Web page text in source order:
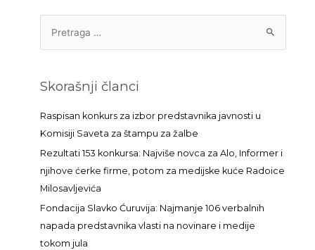
r
a
g
Skorašnji članci
Raspisan konkurs za izbor predstavnika javnosti u
Komisiji Saveta za štampu za žalbe
Rezultati 153 konkursa: Najviše novca za Alo, Informer i
njihove ćerke firme, potom za medijske kuće Radoice
Milosavljevića
Fondacija Slavko Ćuruvija: Najmanje 106 verbalnih
napada predstavnika vlasti na novinare i medije
tokom jula